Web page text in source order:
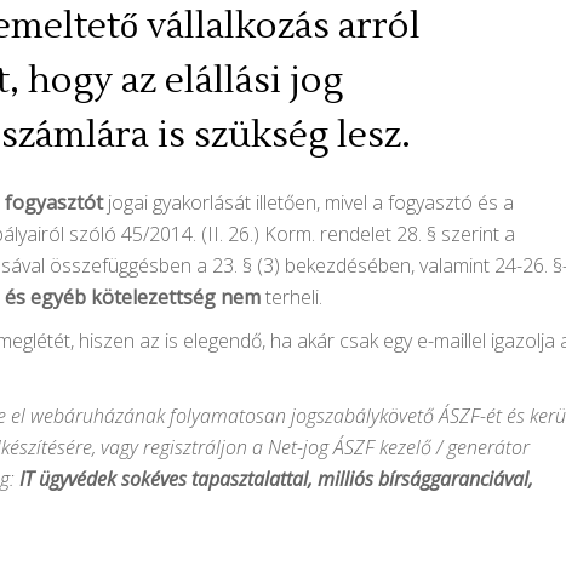
vállalkozás arról
hogy az elállási jog
is szükség lesz.
fogyasztótjogai gyakorlását illetően, mivel a fogyasztó és a
szóló 45/2014. (II. 26.) Korm. rendelet 28. § szerint a
összefüggésben a 23. § (3) bekezdésében, valamint 24-26.
egyéb kötelezettség nemterheli.
hiszen az is elegendő, ha akár csak egy e-maillel igazolja
el webáruházának folyamatosan jogszabálykövető ÁSZF-ét és
vagy regisztráljon a Net-jog ÁSZF kezelő / generátor
IT ügyvédek sokéves tapasztalattal, milliós bírsággaranciával,